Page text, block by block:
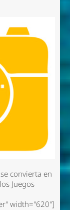
convierta en
Juegos
width="620"]